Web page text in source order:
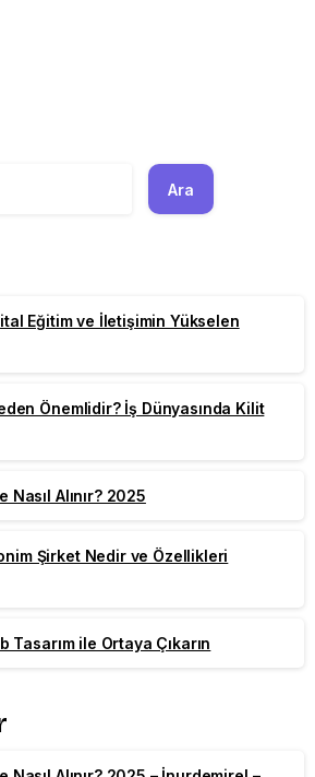
Ara
Eğitim ve İletişimin Yükselen
Önemlidir? İş Dünyasında Kilit
Nasıl Alınır? 2025
Şirket Nedir ve Özellikleri
Tasarım ile Ortaya Çıkarın